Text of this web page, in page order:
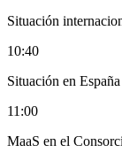
Situación
10:40
Situación en España
11:00
MaaS en el